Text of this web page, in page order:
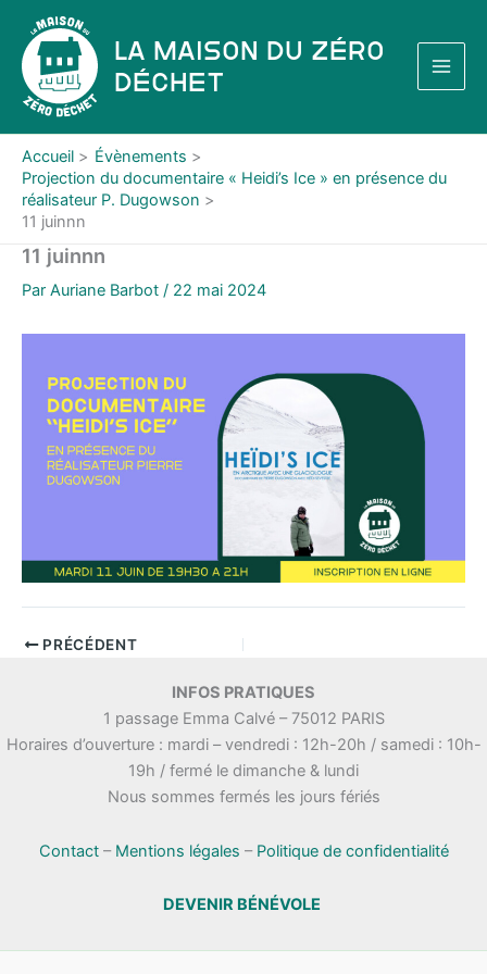
contenu
La Maison du Zéro
Déchet
Accueil
Évènements
Projection du documentaire « Heidi’s Ice » en présence du
réalisateur P. Dugowson
11 juinnn
11 juinnn
Par Auriane Barbot / 22 mai 2024
PRÉCÉDENT
INFOS PRATIQUES
1 passage Emma Calvé – 75012 PARIS
Horaires d’ouverture : mardi – vendredi : 12h-20h / samedi : 10h-
19h / fermé le dimanche & lundi
Nous sommes fermés les jours fériés
Contact– Mentions légales – Politique de confidentialité
DEVENIR BÉNÉVOLE